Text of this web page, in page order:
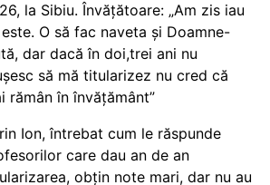
la Sibiu. Învățătoare: „Am zis iau
O să fac naveta și Doamne-
dar dacă în doi,trei ani nu
să mă titularizez nu cred că
rămân în învățământ”
Ion, întrebat cum le răspunde
care dau an de an
obțin note mari, dar nu au